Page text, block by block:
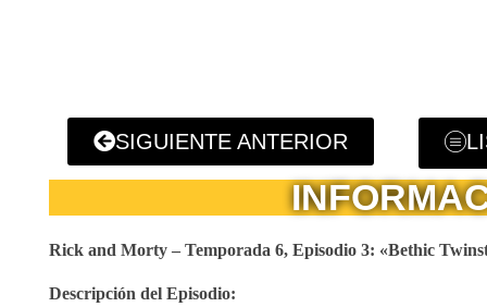
SIGUIENTE ANTERIOR
Rick and Morty – Temporada 6, Episodio 3: «Bethic
Descripción del Episodio: